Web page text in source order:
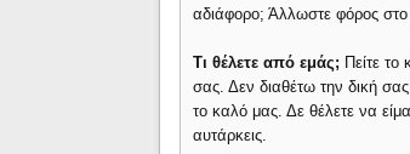
αδιάφορο; Άλλωστε φόρος
Τι θέλετε από εμάς; Πείτε
σας. Δεν διαθέτω την δική
το καλό μας. Δε θέλετε να
αυτάρκεις.